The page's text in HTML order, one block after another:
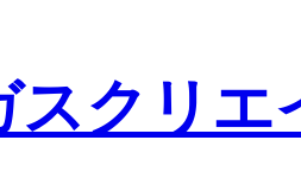
スクリエ